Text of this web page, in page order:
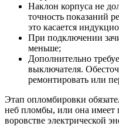
Наклон корпуса не
точность показаний
это касается
При подключении
меньше;
Дополнительно
выключателя.
ремонтировать или
Этап опломбировки
неб пломбы, или она имеет
воровстве электрической